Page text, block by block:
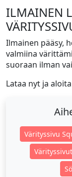
ILMAINEN
Ilmainen pääsy,
valmiina
suoraan ilman
Lataa nyt ja
Värityssivu
Värityssivut